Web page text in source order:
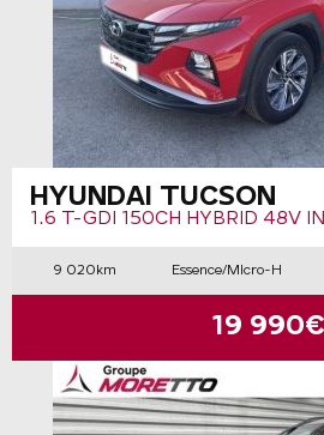
HYUNDAI TUCSON
1.6 T-GDI 150CH HYBRID 48V
9 020km Essence/Micro-H
19 990€